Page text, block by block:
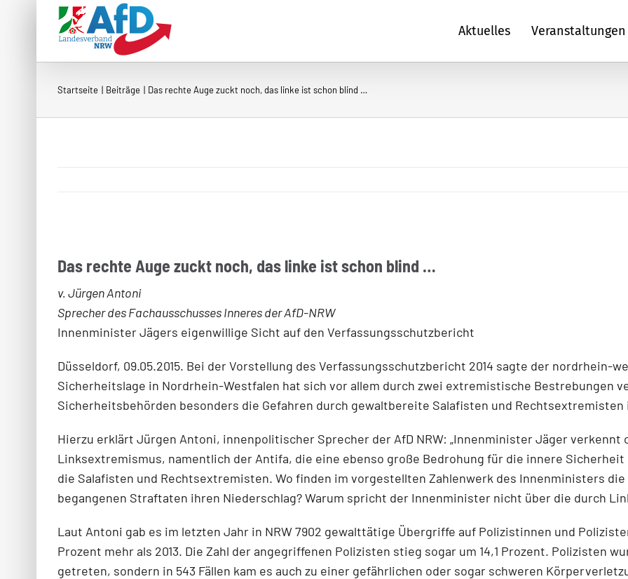
Aktuelles Veranstaltungen
Startseite Beiträge Das rechte Auge zuckt noch, das linke ist schon blind …
Das rechte Auge zuckt noch, das linke ist schon blind …
v. Jürgen Antoni
Sprecher des Fachausschusses Inneres der AfD-NRW
Innenminister Jägers eigenwillige Sicht auf den Verfassungsschutzbericht
Düsseldorf, 09.05.2015. Bei der Vorstellung des Verfassungsschutzbericht 2014 sagte der nordrhein-
Sicherheitslage in Nordrhein-Westfalen hat sich vor allem durch zwei extremistische Bestrebungen
Sicherheitsbehörden besonders die Gefahren durch gewaltbereite Salafisten und Rechtsextremisten
Hierzu erklärt Jürgen Antoni, innenpolitischer Sprecher der AfD NRW: „Innenminister Jäger
Linksextremismus, namentlich der Antifa, die eine ebenso große Bedrohung für die innere
die Salafisten und Rechtsextremisten. Wo finden im vorgestellten Zahlenwerk des Innenministers
begangenen Straftaten ihren Niederschlag? Warum spricht der Innenminister nicht über die durch
Laut Antoni gab es im letzten Jahr in NRW 7902 gewalttätige Übergriffe auf Polizistinnen und
Prozent mehr als 2013. Die Zahl der angegriffenen Polizisten stieg sogar um 14,1 Prozent. Polizisten
getreten, sondern in 543 Fällen kam es auch zu einer gefährlichen oder sogar schweren